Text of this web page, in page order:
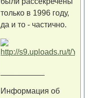
только в 1996 году,
да и то - частично.
Информация об